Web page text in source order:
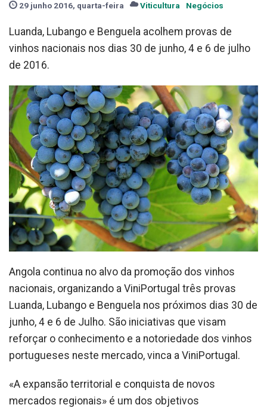
29 junho 2016, quarta-feira Viticultura Negócios
Luanda, Lubango e Benguela acolhem provas de
vinhos nacionais nos dias 30 de junho, 4 e 6 de julho
de 2016.
Angola continua no alvo da promoção dos vinhos
nacionais, organizando a ViniPortugal três provas
Luanda, Lubango e Benguela nos próximos dias 30 de
junho, 4 e 6 de Julho. São iniciativas que visam
reforçar o conhecimento e a notoriedade dos vinhos
portugueses neste mercado, vinca a ViniPortugal.
«A expansão territorial e conquista de novos
mercados regionais» é um dos objetivos